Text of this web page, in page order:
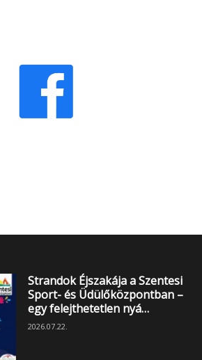
Strandok Éjszakája a Szentesi
Sport- és Üdülőközpontban –
egy felejthetetlen nyá…
2026.07.22.